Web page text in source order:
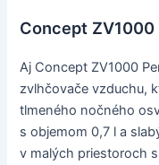
Concept
Aj Concept ZV1000
zvlhčovače vzduchu,
tlmeného nočného
s objemom 0,7 l a
v malých priestoroch